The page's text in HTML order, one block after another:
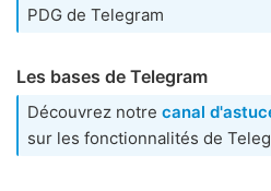
PDG de Telegram
Les bases de Telegram
Découvrez notre canal
sur les fonctionnalités de